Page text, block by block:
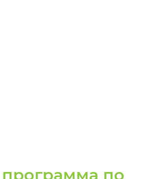
программа по